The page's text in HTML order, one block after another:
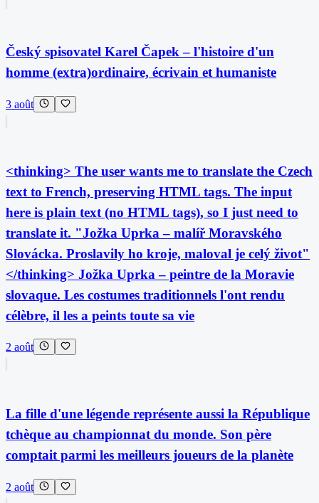
Český spisovatel Karel Čapek – l'histoire d'un
homme (extra)ordinaire, écrivain et humaniste
3 août
<thinking> The user wants me to translate the Czech
text to French, preserving HTML tags. The input
here is plain text (no HTML tags), so I just need to
translate it. "Jožka Uprka – malíř Moravského
Slovácka. Proslavily ho kroje, maloval je celý život"
</thinking> Jožka Uprka – peintre de la Moravie
slovaque. Les costumes traditionnels l'ont rendu
célèbre, il les a peints toute sa vie
2 août
La fille d'une légende représente aussi la République
tchèque au championnat du monde. Son père
comptait parmi les meilleurs joueurs de la planète
2 août